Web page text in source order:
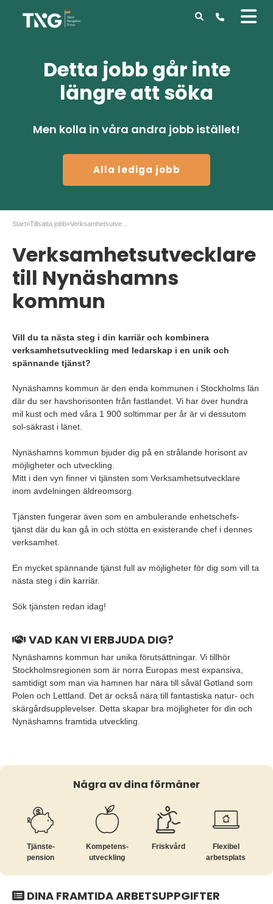
Detta jobb går inte
längre att söka
Men kolla in våra andra jobb istället!
Alla lediga jobb
Start»Tillsatta jobb»
Verksamhetsutvecklare
till Nynäshamns
kommun
Vill du ta nästa steg i din karriär och kombinera
verksamhetsutveckling med ledarskap i en unik och
spännande tjänst?
Nynäshamns kommun är den enda kommunen i Stockholms län
där du ser havshorisonten från fastlandet. Vi har över hundra
mil kust och med våra 1 900 soltimmar per år är vi dessutom
sol-säkrast i länet.
Nynäshamns kommun bjuder dig på en strålande horisont av
möjligheter och utveckling.
Mitt i den vyn finner vi tjänsten som Verksamhetsutvecklare
inom avdelningen äldreomsorg.
Tjänsten fungerar även som en ambulerande enhetschefs-
tjänst där du kan gå in och stötta en existerande chef i dennes
verksamhet.
En mycket spännande tjänst full av möjligheter för dig som vill ta
nästa steg i din karriär.
Sök tjänsten redan idag!
VAD KAN VI ERBJUDA DIG?
Nynäshamns kommun har unika förutsättningar. Vi tillhör
Stockholmsregionen som är norra Europas mest expansiva,
samtidigt som man via hamnen har nära till såväl Gotland som
Polen och Lettland. Det är också nära till fantastiska natur- och
skärgårdsupplevelser. Detta skapar bra möjligheter för din och
Nynäshamns framtida utveckling.
Några av dina förmåner
Tjänste­
pension
Kompetens­
utveckling
Friskvård
Flexibel
arbetsplats
DINA FRAMTIDA ARBETSUPPGIFTER